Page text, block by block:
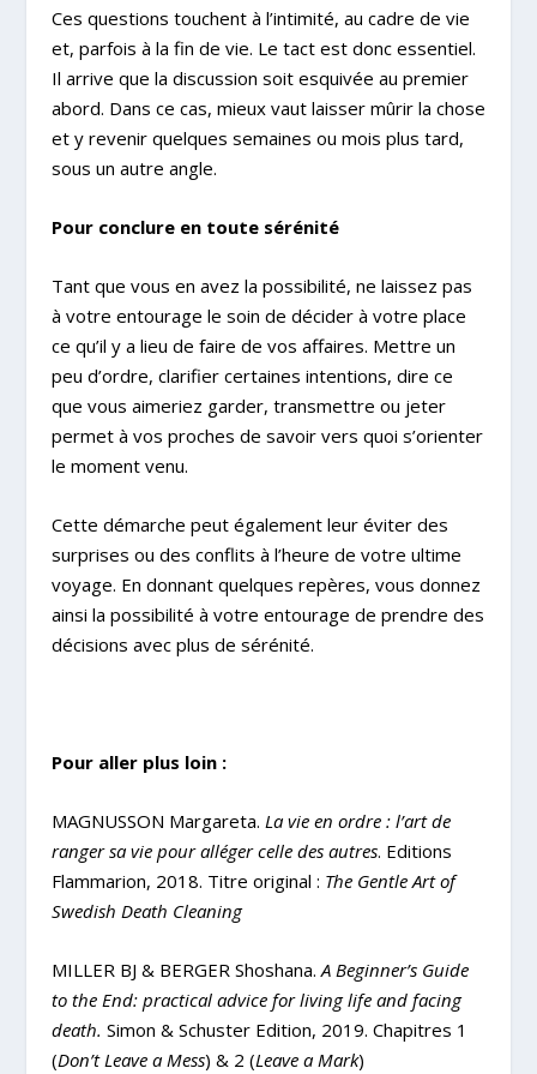
Ces questions touchent à l’intimité, au cadre de vie
et, parfois à la fin de vie. Le tact est donc essentiel.
Il arrive que la discussion soit esquivée au premier
abord. Dans ce cas, mieux vaut laisser mûrir la chose
et y revenir quelques semaines ou mois plus tard,
sous un autre angle.
Pour conclure en toute sérénité
Tant que vous en avez la possibilité, ne laissez pas
à votre entourage le soin de décider à votre place
ce qu’il y a lieu de faire de vos affaires. Mettre un
peu d’ordre, clarifier certaines intentions, dire ce
que vous aimeriez garder, transmettre ou jeter
permet à vos proches de savoir vers quoi s’orienter
le moment venu.
Cette démarche peut également leur éviter des
surprises ou des conflits à l’heure de votre ultime
voyage. En donnant quelques repères, vous donnez
ainsi la possibilité à votre entourage de prendre des
décisions avec plus de sérénité.
Pour aller plus loin :
MAGNUSSON Margareta. La vie en ordre : l’art de
ranger sa vie pour alléger celle des autres. Editions
Flammarion, 2018. Titre original : The Gentle Art of
Swedish Death Cleaning
MILLER BJ & BERGER Shoshana.A Beginner’s Guide
to the End: practical advice for living life and facing
death. Simon & Schuster Edition, 2019. Chapitres 1
(Don’t Leave a Mess) & 2 (Leave a Mark)